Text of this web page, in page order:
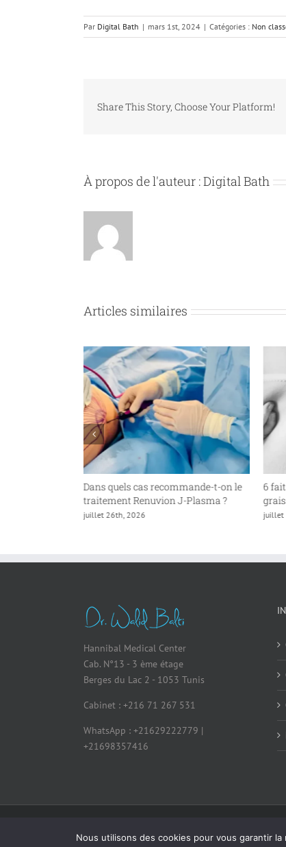
Par Digital Bath | mars 1st, 2024 | Catégories : Non
Share This Story, Choose Your Platform!
À propos de l'auteur :Digital Bath
Articles similaires
Dans quels cas recommande-t-on le
traitement Renuvion J-Plasma ?
juillet 26th, 2026
6
juillet
Hannibal Medical Center
Cab. N°13 - 3 ème étage
Berges du Lac 2 - 1053 Tunis
Cabinet : +216 71 267 531
WhatsApp : +21629222779 |
+21698357416
© Copyright 2026 - All Rights Reserved
Nous utilisons des cookies pour vous garantir